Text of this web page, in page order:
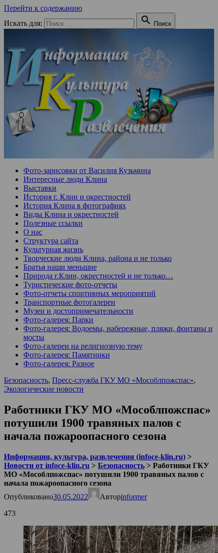
Перейти к содержанию
Искать для:
 Поиск
Фото-зарисовки от Василия Кузьмина
Интересные люди Клина
Выставки
История г. Клин и окрестностей
История Клина в фотографиях
Виды Клина и окрестностей
Полезные ссылки
О нас
Структура сайта
Культурная жизнь
Творческие люди Клина, района и не только
Братья наши меньшие
Природа г.Клин, окрестностей и не только…
Туристические фото-отчеты
Фото-отчеты спортивных мероприятий
Транспортные фотогалереи
Музеи и достопримечательности
Фото-галерея: Парки
Фото-галерея: Водоемы, набережные, пляжи, фонтаны и
мосты
Фото-галереи на религиозную тему
Фото-галерея: Памятники
Фото-галерея: Разное
Безопасность, Пресс-служба ГКУ МО «Мособлпожспас»,
Экологические новости
Работники ГКУ МО «Мособлпожспас»
потушили 1900 травяных палов с
начала пожароопасного сезона
Информация, культура, развлечения (infoce-klin.ru) >
Новости от infoce-klin.ru > Безопасность > Работники ГКУ
МО «Мособлпожспас» потушили 1900 травяных палов с
начала пожароопасного сезона
Опубликовано30.05.2022 Авторinformer
473